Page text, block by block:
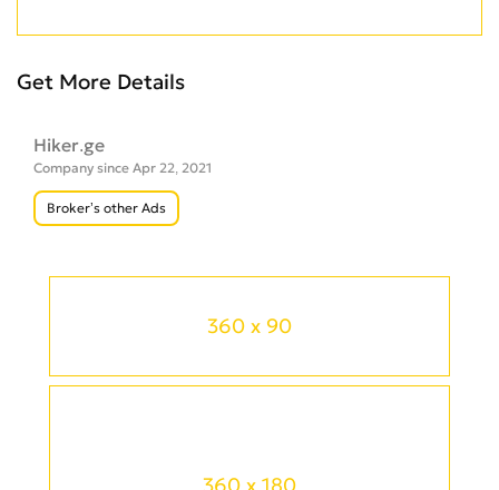
360 x 90
Get More Details
Hiker.ge
Company since Apr 22, 2021
Broker’s other Ads